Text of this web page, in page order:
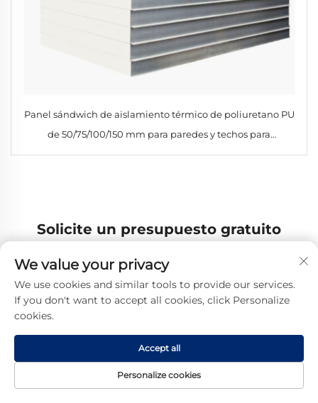
Panel sándwich de aislamiento térmico de poliuretano PU
de 50/75/100/150 mm para paredes y techos para
almacenes frigoríficos, talleres, hoteles
Solicite un presupuesto gratuito
usted pronto.
Email
0/100
We value your privacy
We use cookies and similar tools to provide our services.
If you don't want to accept all cookies, click Personalize
cookies.
Personalize cookies
Accept all